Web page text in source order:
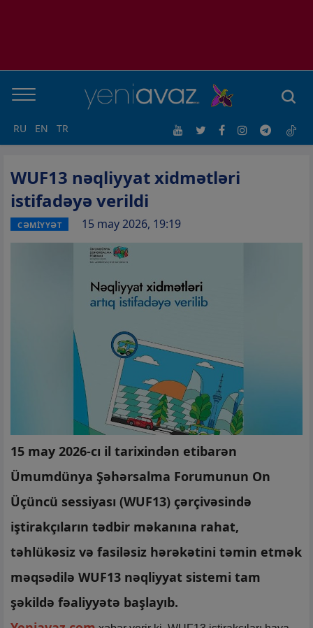
RU EN TR
WUF13 nəqliyyat xidmətləri
istifadəyə verildi
CƏMİYYƏT 15 may 2026, 19:19
15 may 2026-cı il tarixindən etibarən
Ümumdünya Şəhərsalma Forumunun On
Üçüncü sessiyası (WUF13) çərçivəsində
iştirakçıların tədbir məkanına rahat,
təhlükəsiz və fasiləsiz hərəkətini təmin etmək
məqsədilə WUF13 nəqliyyat sistemi tam
şəkildə fəaliyyətə başlayıb.